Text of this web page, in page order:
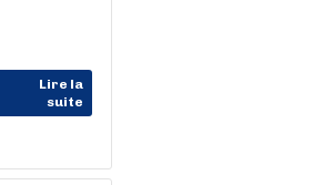
Lire la
suite